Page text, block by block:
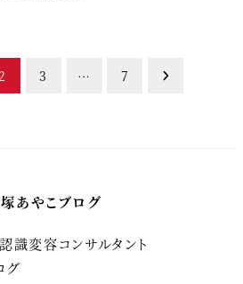
3 … 7
あやこブログ
識変容コンサルタント
グ